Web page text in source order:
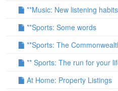
**Music: New listening habits
**Sports: Some words
**Sports: The
** Sports: The run for your
At Home: Property Listings